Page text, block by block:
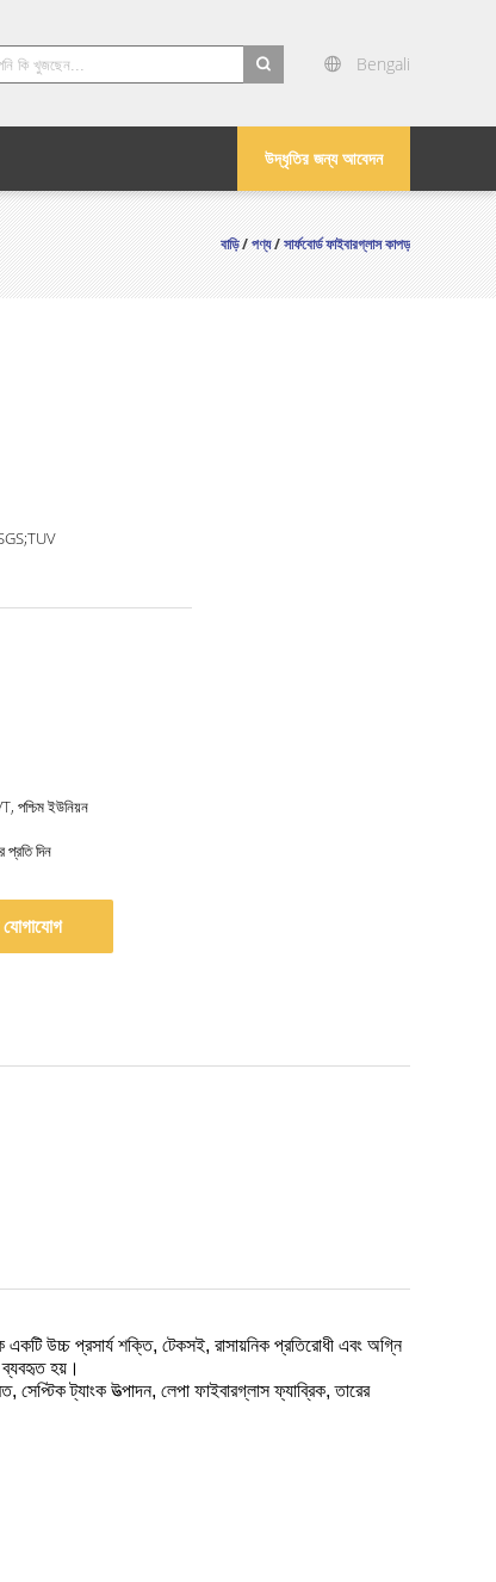
Bengali
উদ্ধৃতির জন্য আবেদন
বাড়ি/পণ্য/সার্ফবোর্ড ফাইবারগ্লাস কাপড়
পশ্চিম ইউনিয়ন
দিন
একটি উচ্চ প্রসার্য শক্তি, টেকসই, রাসায়নিক প্রতিরোধী এবং অগ্নি
ব্যবহৃত হয়।
ট্যাংক উত্পাদন, লেপা ফাইবারগ্লাস ফ্যাব্রিক, তারের